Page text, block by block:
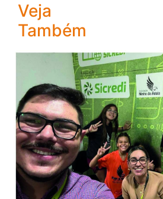
Veja
Também